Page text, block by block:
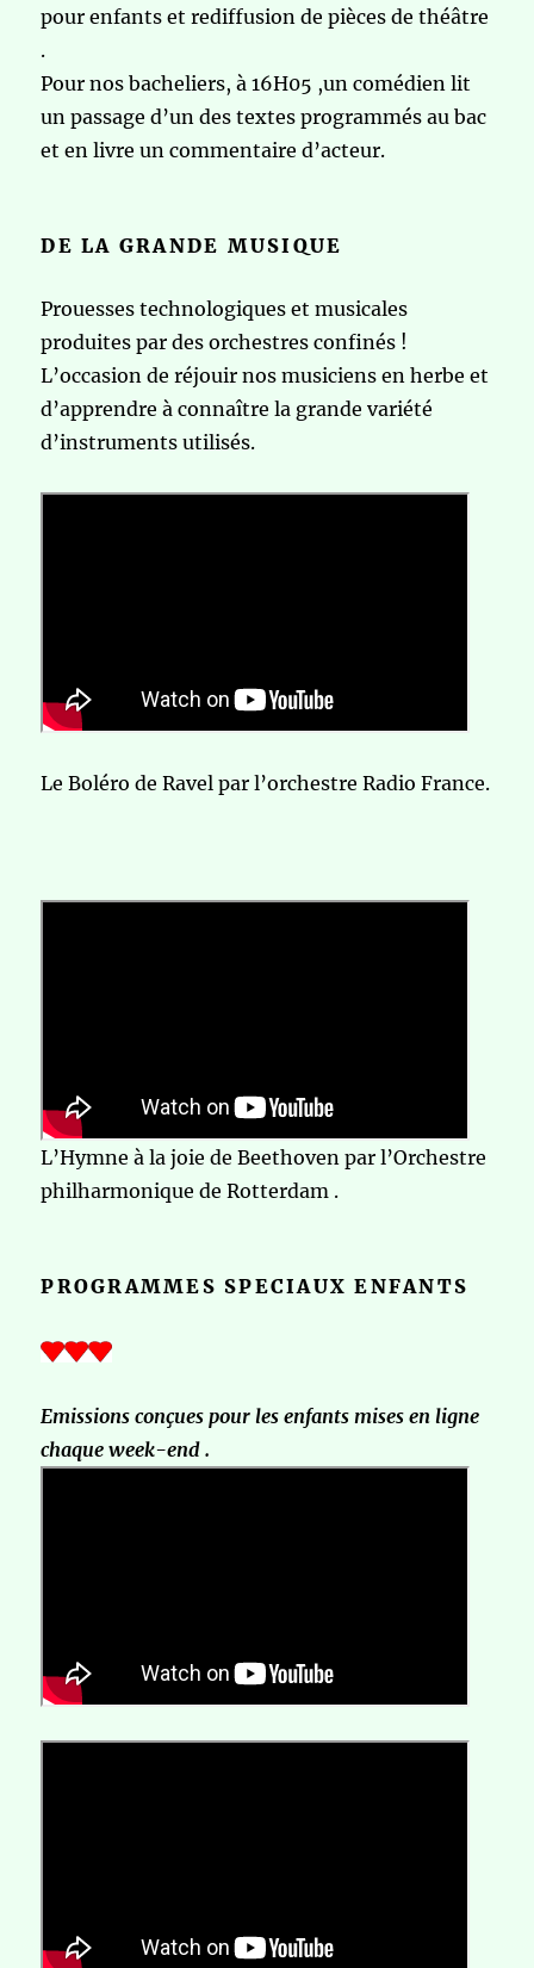
pour enfants et rediffusion de pièces de théâtre
.
Pour nos bacheliers, à 16H05 ,un comédien lit
un passage d’un des textes programmés au bac
et en livre un commentaire d’acteur.
DE LA GRANDE MUSIQUE
Prouesses technologiques et musicales
produites par des orchestres confinés !
L’occasion de réjouir nos musiciens en herbe et
d’apprendre à connaître la grande variété
d’instruments utilisés.
Le Boléro de Ravel par l’orchestre Radio France.
L’Hymne à la joie de Beethoven par l’Orchestre
philharmonique de Rotterdam .
PROGRAMMES SPECIAUX ENFANTS
Emissions conçues pour les enfants mises en ligne
chaque week-end .